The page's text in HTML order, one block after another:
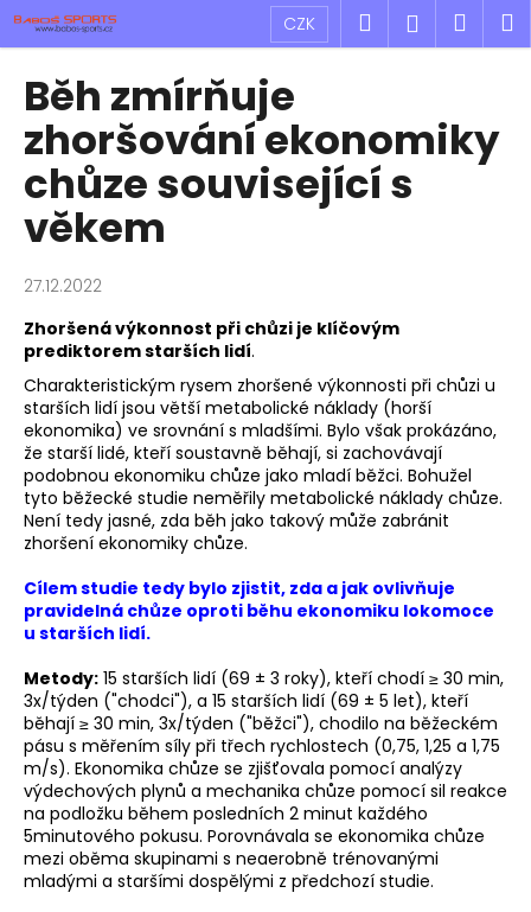
Přejít
obsah
CZK Hledat
Běh zmírňuje
zhoršování ekonomiky
chůze související s
věkem
27.12.2022
Zhoršená výkonnost při chůzi je klíčovým
prediktorem starších lidí.
Charakteristickým rysem zhoršené výkonnosti při chůzi u
starších lidí jsou větší metabolické náklady (horší
ekonomika) ve srovnání s mladšími. Bylo však prokázáno,
že starší lidé, kteří soustavně běhají, si zachovávají
podobnou ekonomiku chůze jako mladí běžci. Bohužel
tyto běžecké studie neměřily metabolické náklady chůze.
Není tedy jasné, zda běh jako takový může zabránit
zhoršení ekonomiky chůze.
Cílem studie tedy bylo zjistit, zda a jak ovlivňuje
pravidelná chůze oproti běhu ekonomiku lokomoce
u starších lidí.
Metody: 15 starších lidí (69 ± 3 roky), kteří chodí ≥ 30 min,
3x/týden ("chodci"), a 15 starších lidí (69 ± 5 let), kteří
běhají ≥ 30 min, 3x/týden ("běžci"), chodilo na běžeckém
pásu s měřením síly při třech rychlostech (0,75, 1,25 a 1,75
m/s). Ekonomika chůze se zjišťovala pomocí analýzy
výdechových plynů a mechanika chůze pomocí sil reakce
na podložku během posledních 2 minut každého
5minutového pokusu. Porovnávala se ekonomika chůze
mezi oběma skupinami s neaerobně trénovanými
mladými a staršími dospělými z předchozí studie.
K
o
C
o
p
o
t
ř
e
b
u
j
e
t
e
n
a
j
í
?
HLEDAT